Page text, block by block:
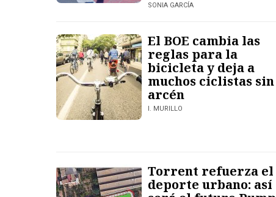
SONIA GARCÍA
El BOE cambia las
reglas para la
bicicleta y deja a
muchos ciclistas sin
arcén
I. MURILLO
Torrent refuerza el
deporte urbano: así